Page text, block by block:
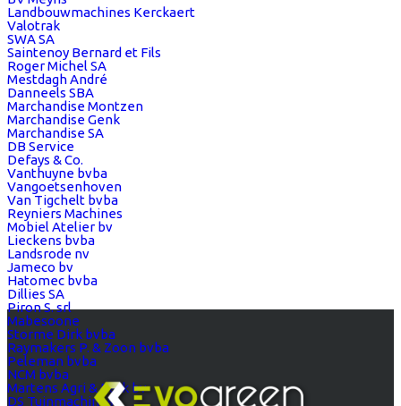
Landbouwmachines Kerckaert
Valotrak
SWA SA
Saintenoy Bernard et Fils
Roger Michel SA
Mestdagh André
Danneels SBA
Marchandise Montzen
Marchandise Genk
Marchandise SA
DB Service
Defays & Co.
Vanthuyne bvba
Vangoetsenhoven
Van Tigchelt bvba
Reyniers Machines
Mobiel Atelier bv
Lieckens bvba
Landsrode nv
Jameco bv
Hatomec bvba
Dillies SA
Piron S. srl
Mabesoone
Storme Dirk bvba
Raymakers P. & Zoon bvba
Peleman bvba
NCM bvba
Martens Agri & Park bv
DS Tuinmachines